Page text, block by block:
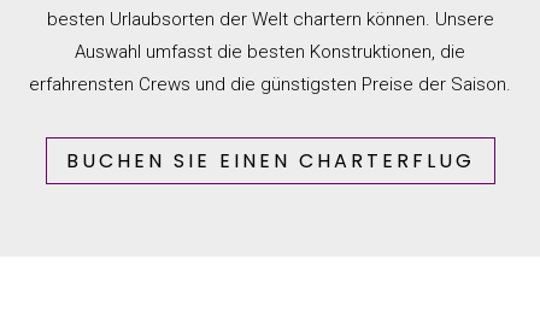
besten Urlaubsorten der Welt chartern können. Unsere
Auswahl umfasst die besten Konstruktionen, die
erfahrensten Crews und die günstigsten Preise der Saison.
BUCHEN SIE EINEN CHARTERFLUG